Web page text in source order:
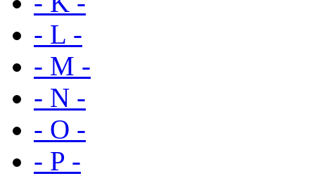
- L -
- M -
- N -
- O -
- P -